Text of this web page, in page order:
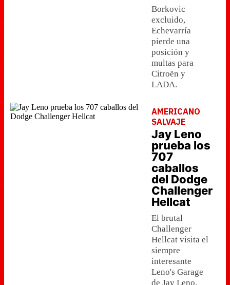
Borkovic
excluido,
Echevarría
pierde una
posición y
multas para
Citroën y
LADA.
AMERICANO
SALVAJE
Jay Leno
prueba los
707
caballos
del Dodge
Challenger
Hellcat
El brutal
Challenger
Hellcat visita el
siempre
interesante
Leno's Garage
de Jay Leno.